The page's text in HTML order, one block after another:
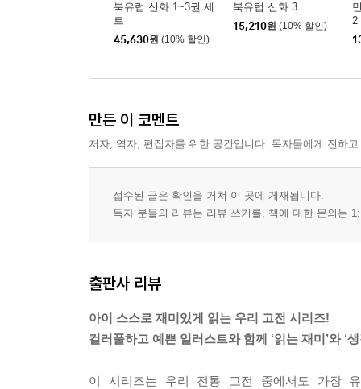
북유럽 신화 1~3권 세
트
45,630원 (10% 할인)
북유럽 신화 3
15,210원 (10% 할인)
2
만든 이 코멘트
저자, 역자, 편집자를 위한 공간입니다. 독자들에게 전하
접수된 글은 확인을 거쳐 이 곳에 게재됩니다.
독자 분들의 리뷰는 리뷰 쓰기를, 책에 대한 문의는
출판사 리뷰
아이 스스로 재미있게 읽는 우리 고전 시리즈!
컬러풀하고 예쁜 일러스트와 함께 ‘읽는 재미’와 ‘
이 시리즈는 우리 전통 고전 중에서도 가장